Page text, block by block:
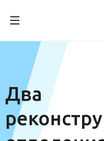
Два